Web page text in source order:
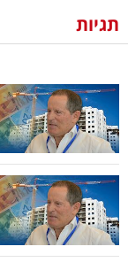
וצרכנות
דיגיטל
וטק
שיווק
ופרסום
משפט
תגיות